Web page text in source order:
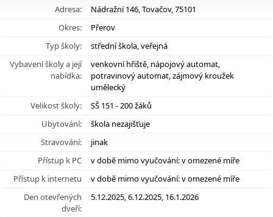
Adresa:
Nádražní 146, Tovačov, 75101
Okres:
Přerov
Typ školy:
střední škola, veřejná
Vybavení školy a její
nabídka:
venkovní hřiště, nápojový automat,
potravinový automat, zájmový kroužek
umělecký
Velikost školy:
SŠ 151 - 200 žáků
Ubytování:
škola nezajišťuje
Stravování:
jinak
Přístup k PC
v době mimo vyučování: v omezené míře
Přístup k internetu
v době mimo vyučování: v omezené míře
Den otevřených
dveří:
5.12.2025, 6.12.2025, 16.1.2026